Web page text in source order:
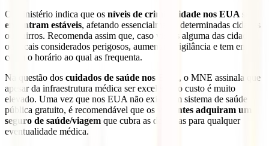
O Ministério indica que os níveis de criminalidade nos EUA se
encontram estáveis, afetando essencialmente determinadas cidades
ou bairros. Recomenda assim que, caso visites alguma das cidades
ou locais considerados perigosos, aumenta a vigilância e tem em
conta o horário ao qual as frequenta.
Na questão dos cuidados de saúde nos EUA , o MNE assinala que
apesar da infraestrutura médica ser excelente, o custo é muito
elevado. Uma vez que nos EUA não existe um sistema de saúde
pública gratuito, é recomendável que os
viajantes adquiram um
seguro de saúde/viagem que cubra as despesas para qualquer
eventualidade médica.